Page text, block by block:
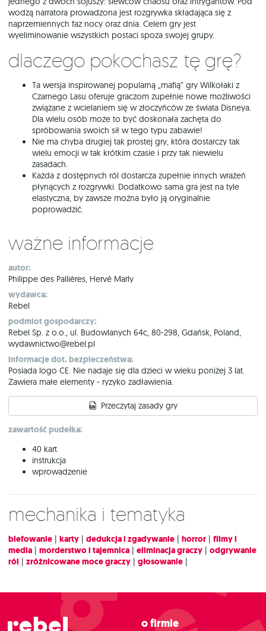
wodzą narratora prowadzona jest rozgrywka składająca się z
naprzemiennych faz nocy oraz dnia. Celem gry jest
wyeliminowanie wszystkich postaci spoza swojej grupy.
Dlaczego pokochasz tę grę?
Ta wersja inspirowanej popularną „mafią” gry Wilkołaki z
Czarnego Lasu oferuje graczom zupełnie nowe możliwości
związane z wcielaniem się w złoczyńców ze świata Disneya.
Dla wielu osób może to być doskonała zachęta do
spróbowania swoich sił w tego typu zabawie!
Nie ma chyba drugiej tak prostej gry, która dostarczy tak
wielu emocji w tak krótkim czasie i przy tak niewielu
zasadach.
Każda z dostępnych ról dostarcza zupełnie innych wrażeń
płynących z rozgrywki. Dodatkowo sama gra jest na tyle
elastyczna, by zawsze można było ją oryginalnie
poprowadzić.
Ważne informacje
autor:
Philippe des Pallières, Hervé Marly
wydawca:
Rebel
podmiot gospodarczy:
Rebel Sp. z o.o., ul. Budowlanych 64c, 80-298, Gdańsk, Poland,
wydawnictwo@rebel.pl
informacje dot. bezpieczeństwa:
Posiada logo CE. Nie nadaje się dla dzieci w wieku poniżej 3 lat.
Zawiera małe elementy - ryzyko zadławienia.
Przeczytaj zasady gry
zawartość pudełka:
40 kart
instrukcja
wprowadzenie
Mechanika i tematyka
blefowanie | karty | dedukcja i zgadywanie | horror | filmy i
media | morderstwo i tajemnica | eliminacja graczy | odgrywanie
ról | zróżnicowane moce graczy | głosowanie |
O firmie